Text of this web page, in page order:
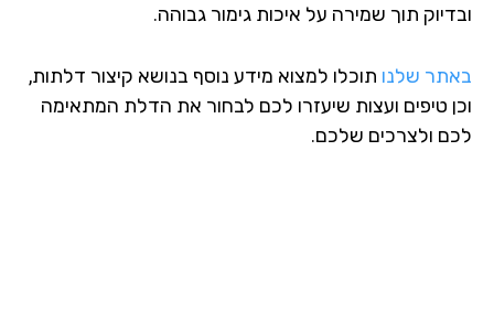
תוך שמירה על איכות גימור גבוהה.
שלנו תוכלו למצוא מידע נוסף בנושא קיצור דלתות,
טיפים ועצות שיעזרו לכם לבחור את הדלת המתאימה
ולצרכים שלכם.